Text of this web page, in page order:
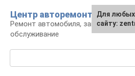
контенту
Центр авторемонта
Ремонт автомобиля, запчасти и
обслуживание
Для
сайту: